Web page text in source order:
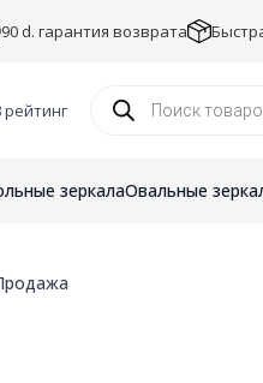
90 d. гарантия возврата
рейтинг товаров
зеркалаОвальные